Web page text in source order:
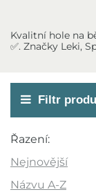
Kvalitní hole na
✅. Značky Leki,
Filtr
Řazení:
Nejnovější
Názvu A-Z